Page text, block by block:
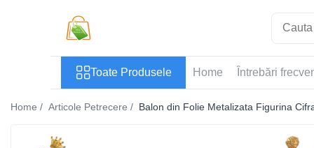
Casa si Bricolaj
Articole pentru baie
Toate Produsele Home Întrebări
Home / Articole Petrecere / Balon din Folie Metalizata Figurina